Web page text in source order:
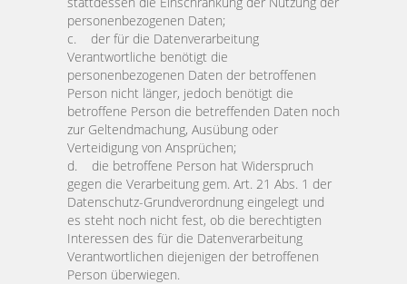
personenbezogenen Daten;
c. der für die Datenverarbeitung
Verantwortliche benötigt die
personenbezogenen Daten der betroffenen
Person nicht länger, jedoch benötigt die
betroffene Person die betreffenden Daten noch
zur Geltendmachung, Ausübung oder
Verteidigung von Ansprüchen;
d. die betroffene Person hat Widerspruch
gegen die Verarbeitung gem. Art. 21 Abs. 1 der
Datenschutz-Grundverordnung eingelegt und
es steht noch nicht fest, ob die berechtigten
Interessen des für die Datenverarbeitung
Verantwortlichen diejenigen der betroffenen
Person überwiegen.